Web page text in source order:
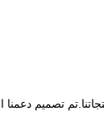
تصميم دعمنا